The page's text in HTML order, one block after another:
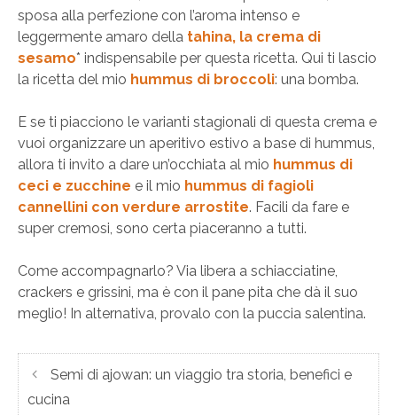
sposa alla perfezione con l’aroma intenso e
leggermente amaro della tahina, la crema di
sesamo* indispensabile per questa ricetta. Qui ti lascio
la ricetta del mio hummus di broccoli: una bomba.
E se ti piacciono le varianti stagionali di questa crema e
vuoi organizzare un aperitivo estivo a base di hummus,
allora ti invito a dare un’occhiata al mio hummus di
ceci e zucchine e il mio hummus di fagioli
cannellini con verdure arrostite. Facili da fare e
super cremosi, sono certa piaceranno a tutti.
Come accompagnarlo? Via libera a schiacciatine,
crackers e grissini, ma è con il pane pita che dà il suo
meglio! In alternativa, provalo con la puccia salentina.
Semi di ajowan: un viaggio tra storia, benefici e
cucina